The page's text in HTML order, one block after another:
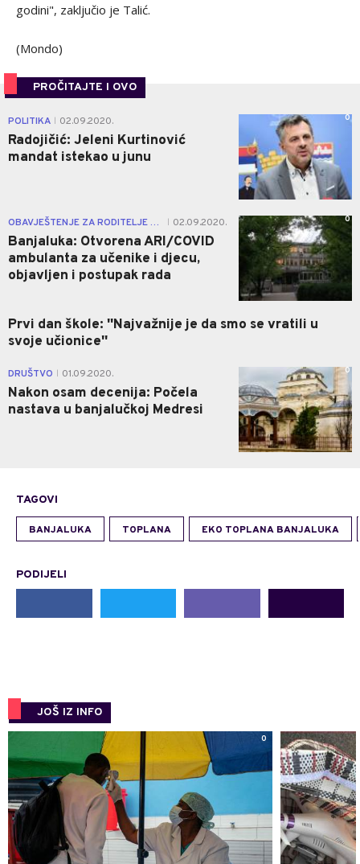
godini", zaključio je Talić.
(Mondo)
PROČITAJTE I OVO
POLITIKA 02.09.2020.
Radojičić: Jeleni Kurtinović
mandat istekao u junu
0
OBAVJEŠTENJE ZA RODITELJE UČENIKA 02.09.2020.
Banjaluka: Otvorena ARI/COVID
ambulanta za učenike i djecu,
objavljen i postupak rada
0
Prvi dan škole: ''Najvažnije je da smo se vratili u
svoje učionice''
DRUŠTVO 01.09.2020.
Nakon osam decenija: Počela
nastava u banjalučkoj Medresi
0
TAGOVI
BANJALUKA TOPLANA EKO TOPLANA BANJALUKA
PODIJELI
JOŠ IZ INFO
0